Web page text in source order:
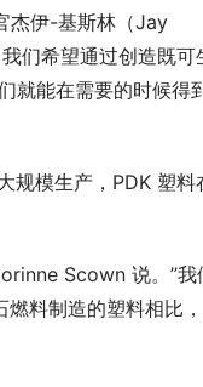
杰伊-基斯林（Jay
们希望通过创造既可
就能在需要的时候得
规模生产，PDK 塑料
Scown 说。”我
燃料制造的塑料相比